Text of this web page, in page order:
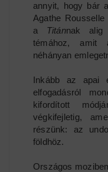
annyit, hogy bár
Agathe
a Titánnak alig
témához, amit
néhányan
Inkább az apai
elfogadásról
kifordított
végkifejletig,
részünk: az
földhöz.
Országos